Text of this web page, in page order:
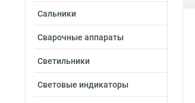
Сальники
Сварочные аппараты
Светильники
Световые индикаторы